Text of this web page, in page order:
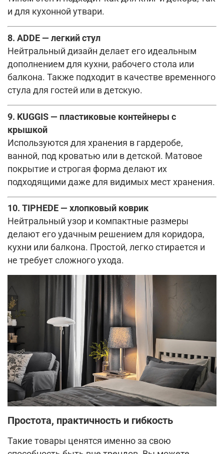
и для кухонной утвари.
8. ADDE — легкий стул
Нейтральный дизайн делает его идеальным
дополнением для кухни, рабочего стола или
балкона. Также подходит в качестве временного
стула для гостей или в детскую.
9. KUGGIS — пластиковые контейнеры с
крышкой
Используются для хранения в гардеробе,
ванной, под кроватью или в детской. Матовое
покрытие и строгая форма делают их
подходящими даже для видимых мест хранения.
10. TIPHEDE — хлопковый коврик
Нейтральный узор и компактные размеры
делают его удачным решением для коридора,
кухни или балкона. Простой, легко стирается и
не требует сложного ухода.
Простота, практичность и гибкость
Такие товары ценятся именно за свою